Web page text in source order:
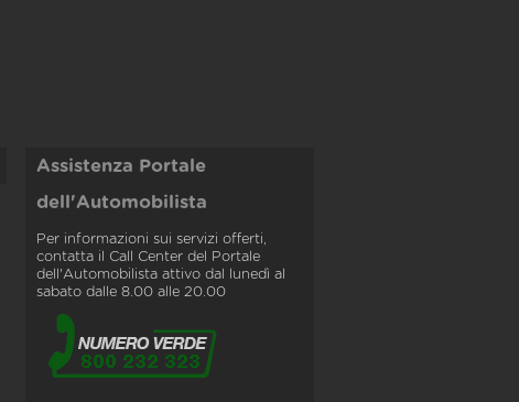
Assistenza Portale
dell'Automobilista
Per informazioni sui servizi offerti,
contatta il Call Center del Portale
dell'Automobilista attivo dal lunedì al
sabato dalle 8.00 alle 20.00